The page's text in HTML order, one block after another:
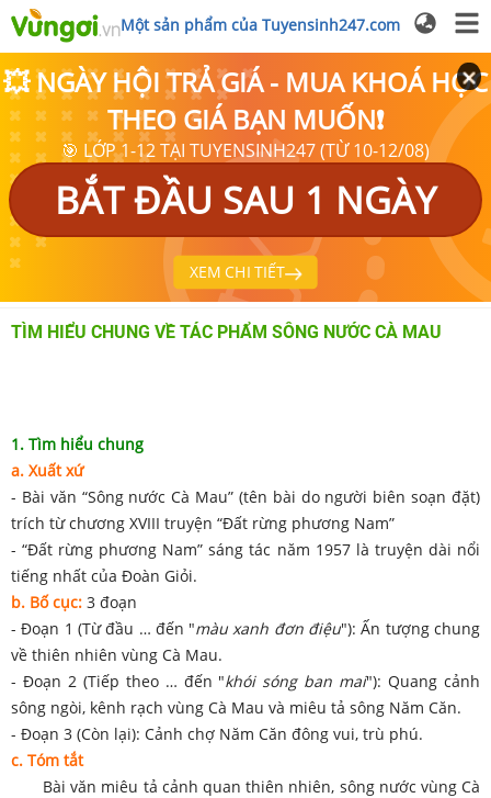
Một sản phẩm của Tuyensinh247.com
💥 NGÀY HỘI TRẢ GIÁ - MUA KHOÁ HỌC
THEO GIÁ BẠN MUỐN❗
🎯 LỚP 1-12 TẠI TUYENSINH247 (TỪ 10-12/08)
BẮT ĐẦU SAU 1 NGÀY
XEM CHI TIẾT
TÌM HIỂU CHUNG VỀ TÁC PHẨM SÔNG NƯỚC CÀ MAU
1. Tìm hiểu chung
a. Xuất xứ
- Bài văn “Sông nước Cà Mau” (tên bài do người biên soạn đặt)
trích từ chương XVIII truyện “Đất rừng phương Nam”
- “Đất rừng phương Nam” sáng tác năm 1957 là truyện dài nổi
tiếng nhất của Đoàn Giỏi.
b. Bố cục: 3 đoạn
- Đoạn 1 (Từ đầu … đến "màu xanh đơn điệu"): Ấn tượng chung
về thiên nhiên vùng Cà Mau.
- Đoạn 2 (Tiếp theo … đến "khói sóng ban mai"): Quang cảnh
sông ngòi, kênh rạch vùng Cà Mau và miêu tả sông Năm Căn.
- Đoạn 3 (Còn lại): Cảnh chợ Năm Căn đông vui, trù phú.
c. Tóm tắt
Bài văn miêu tả cảnh quan thiên nhiên, sông nước vùng Cà